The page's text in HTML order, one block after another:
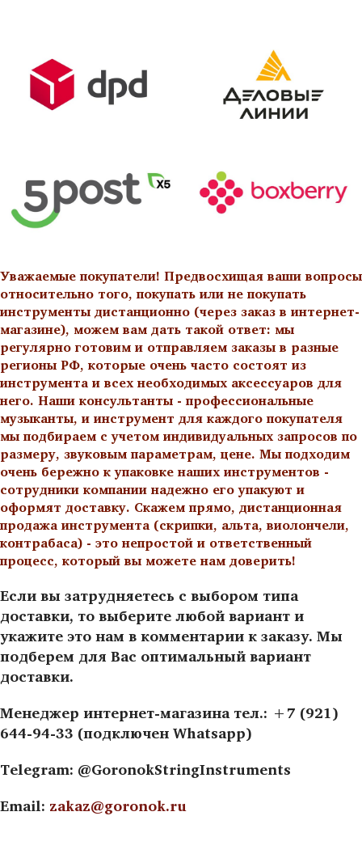
Уважаемые покупатели! Предвосхищая ваши вопросы
относительно того, покупать или не покупать
инструменты дистанционно (через заказ в интернет-
магазине), можем вам дать такой ответ: мы
регулярно готовим и отправляем заказы в разные
регионы РФ, которые очень часто состоят из
инструмента и всех необходимых аксессуаров для
него. Наши консультанты - профессиональные
музыканты, и инструмент для каждого покупателя
мы подбираем с учетом индивидуальных запросов по
размеру, звуковым параметрам, цене. Мы подходим
очень бережно к упаковке наших инструментов -
сотрудники компании надежно его упакуют и
оформят доставку. Скажем прямо, дистанционная
продажа инструмента (скрипки, альта, виолончели,
контрабаса) - это непростой и ответственный
процесс, который вы можете нам доверить!
Если вы затрудняетесь с выбором типа
доставки, то выберите любой вариант и
укажите это нам в комментарии к заказу. Мы
подберем для Вас оптимальный вариант
доставки.
Менеджер интернет-магазина тел.: +7 (921)
644-94-33 (подключен Whatsapp)
Telegram: @GoronokStringInstruments
Email: zakaz@goronok.ru